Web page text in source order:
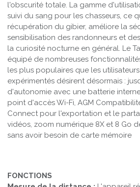
l'obscurité totale. La gamme
suivi du sang pour les chasseurs, ce
récupération du gibier, améliore la
sensibilisation des randonneurs et
la curiosité nocturne en général. Le
équipé de nombreuses
les plus populaires que les
expérimentés désirent désormais :
d'autonomie avec une batterie
point d'accès Wi-Fi, AGM
Connect pour l'exportation et le
vidéos, zoom numérique 8X et 8 Go
sans avoir besoin de carte mémoire
FONCTIONS